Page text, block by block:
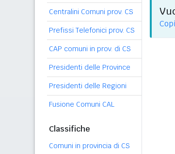
Centralini Comuni prov. CS
Prefissi Telefonici prov. CS
CAP comuni in prov. di CS
Presidenti delle Province
Presidenti delle Regioni
Fusione Comuni CAL
Classifiche
Comuni in provincia di CS